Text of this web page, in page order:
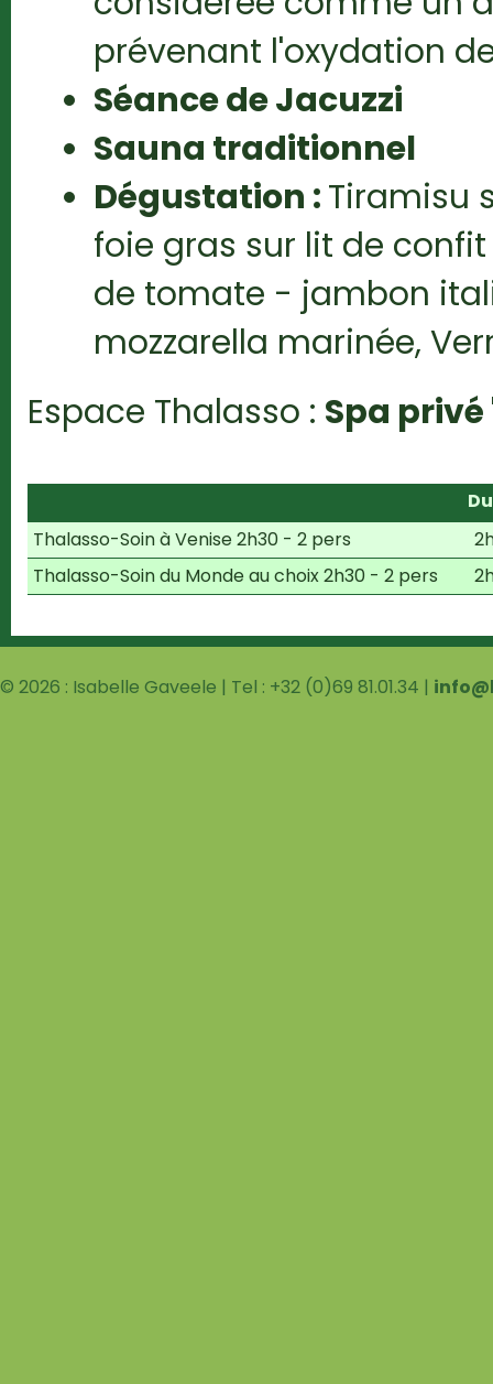
prévenant l'oxydation
Séance de Jacuzzi
Sauna traditionnel
Dégustation :Tiramisu
foie gras sur lit de
de tomate - jambon
mozzarella marinée,
Espace Thalasso : Spa privé
Thalasso-Soin à Venise 2h30 - 2 pers
Thalasso-Soin du Monde au choix 2h30 - 2 pers
© 2026 : Isabelle Gaveele | Tel : +32 (0)69 81.01.34 |